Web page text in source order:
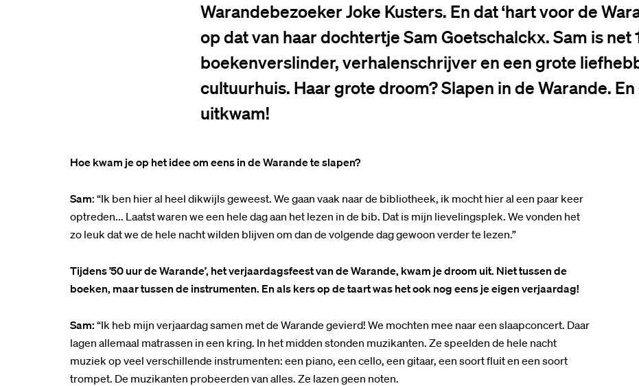
Warandebezoeker Joke Kusters. En dat ‘hart voor de
op dat van haar dochtertje Sam Goetschalckx. Sam is net
boekenverslinder, verhalenschrijver en een grote
cultuurhuis. Haar grote droom? Slapen in de Warande. En
uitkwam!
Hoe kwam je op het idee om eens in de Warande te slapen?
Sam: “Ik ben hier al heel dikwijls geweest. We gaan vaak naar de bibliotheek, ik mocht hier al een paar keer
optreden... Laatst waren we een hele dag aan het lezen in de bib. Dat is mijn lievelingsplek. We vonden het
zo leuk dat we de hele nacht wilden blijven om dan de volgende dag gewoon verder te lezen.”
Tijdens ’50 uur de Warande’, het verjaardagsfeest van de Warande, kwam je droom uit. Niet tussen de
boeken, maar tussen de instrumenten. En als kers op de taart was het ook nog eens je eigen verjaardag!
Sam: “Ik heb mijn verjaardag samen met de Warande gevierd! We mochten mee naar een slaapconcert. Daar
lagen allemaal matrassen in een kring. In het midden stonden muzikanten. Ze speelden de hele nacht
muziek op veel verschillende instrumenten: een piano, een cello, een gitaar, een soort fluit en een soort
trompet. De muzikanten probeerden van alles. Ze lazen geen noten.